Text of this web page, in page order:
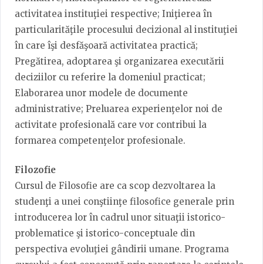
activitatea instituţiei respective; Iniţierea în
particularităţile procesului decizional al instituţiei
în care îşi desfăşoară activitatea practică;
Pregătirea, adoptarea şi organizarea executării
deciziilor cu referire la domeniul practicat;
Elaborarea unor modele de documente
administrative; Preluarea experienţelor noi de
activitate profesională care vor contribui la
formarea competenţelor profesionale.
Filozofie
Cursul de Filosofie are ca scop dezvoltarea la
studenţi a unei conştiinţe filosofice generale prin
introducerea lor în cadrul unor situaţii istorico-
problematice şi istorico-conceptuale din
perspectiva evoluţiei gândirii umane. Programa